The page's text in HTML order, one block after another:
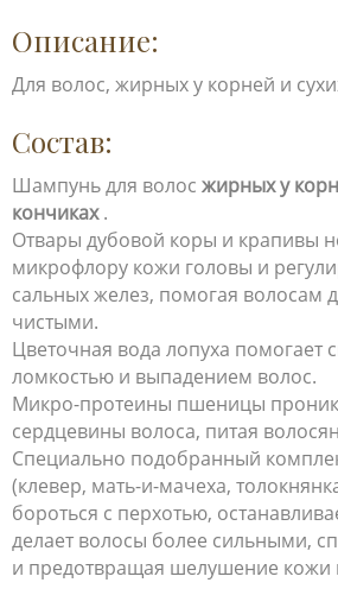
Описание:
Для волос, жирных у корней и
Состав:
Шампунь для волос жирных у
кончиках.
Отвары дубовой коры и крапивы
микрофлору кожи головы и
сальных желез, помогая волосам
чистыми.
Цветочная вода лопуха помогает
ломкостью и выпадением волос.
Микро-протеины пшеницы
сердцевины волоса, питая
Специально подобранный
(клевер, мать-и-мачеха,
бороться с перхотью,
делает волосы более сильными,
и предотвращая шелушение кожи